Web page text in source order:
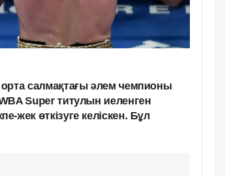
салмақтағы әлем чемпионы
Super титулын иеленген
жек өткізуге келіскен. Бұл